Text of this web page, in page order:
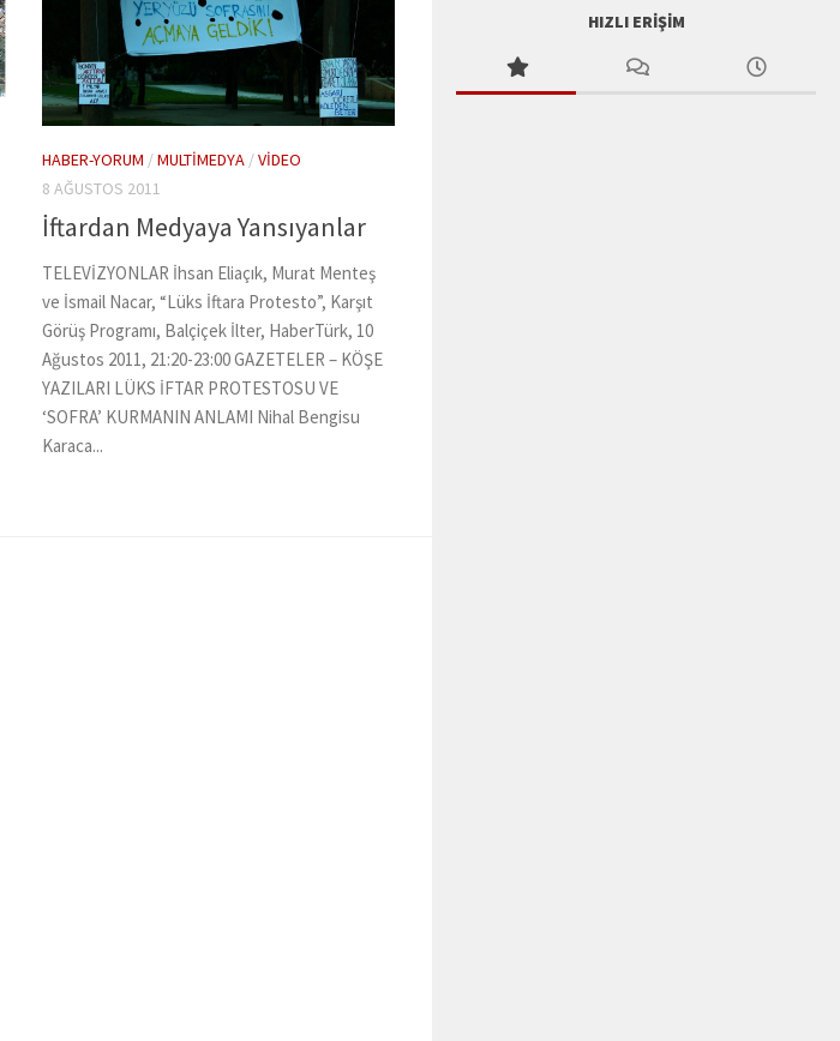
HABER-YORUM /MULTIMEDYA/VIDEO
8 AĞUSTOS 2011
İftardan Medyaya Yansıyanlar
TELEVİZYONLAR İhsan Eliaçık, Murat Menteş
ve İsmail Nacar, “Lüks İftara Protesto”, Karşıt
Görüş Programı, Balçiçek İlter, HaberTürk, 10
Ağustos 2011, 21:20-23:00 GAZETELER – KÖŞE
YAZILARI LÜKS İFTAR PROTESTOSU VE
‘SOFRA’ KURMANIN ANLAMI Nihal Bengisu
Karaca...
HIZLI ERIŞIM